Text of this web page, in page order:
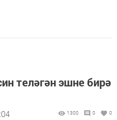
теләгән эшне бирә
1300 0 0